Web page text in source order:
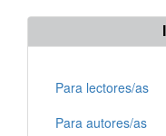
Para lectores/as
Para autores/as